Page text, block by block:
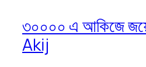
৩০০০০ এ আকিজে
Akij